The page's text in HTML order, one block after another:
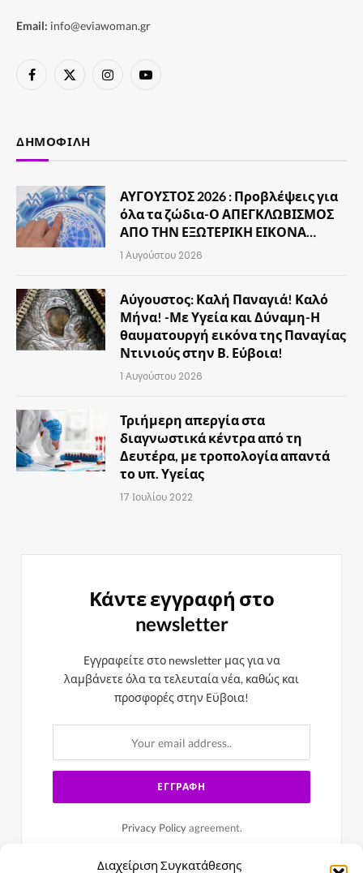
Διαχείριση Συγκατάθεσης
Email: info@eviawoman.gr
Facebook
X
InstagramYouTube
ΔΗΜΟΦΙΛΉ
ΑΥΓΟΥΣΤΟΣ 2026 : Προβλέψεις για
όλα τα ζώδια-Ο ΑΠΕΓΚΛΩΒΙΣΜΟΣ
ΑΠΟ ΤΗΝ ΕΞΩΤΕΡΙΚΗ ΕΙΚΟΝΑ…
1 Αυγούστου 2026
Αύγουστος: Καλή Παναγιά! Καλό
Μήνα! -Με Υγεία και Δύναμη-Η
θαυματουργή εικόνα της Παναγίας
Ντινιούς στην Β. Εύβοια!
1 Αυγούστου 2026
Τριήμερη απεργία στα
διαγνωστικά κέντρα από τη
Δευτέρα, με τροπολογία απαντά
το υπ. Υγείας
17 Ιουλίου 2022
Κάντε εγγραφή στο
newsletter
Εγγραφείτε στο newsletter μας για να
λαμβάνετε όλα τα τελευταία νέα, καθώς και
προσφορές στην Εϋβοια!
Privacy Policyagreement.